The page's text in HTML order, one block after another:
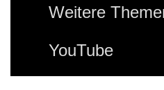
Weitere
YouTube